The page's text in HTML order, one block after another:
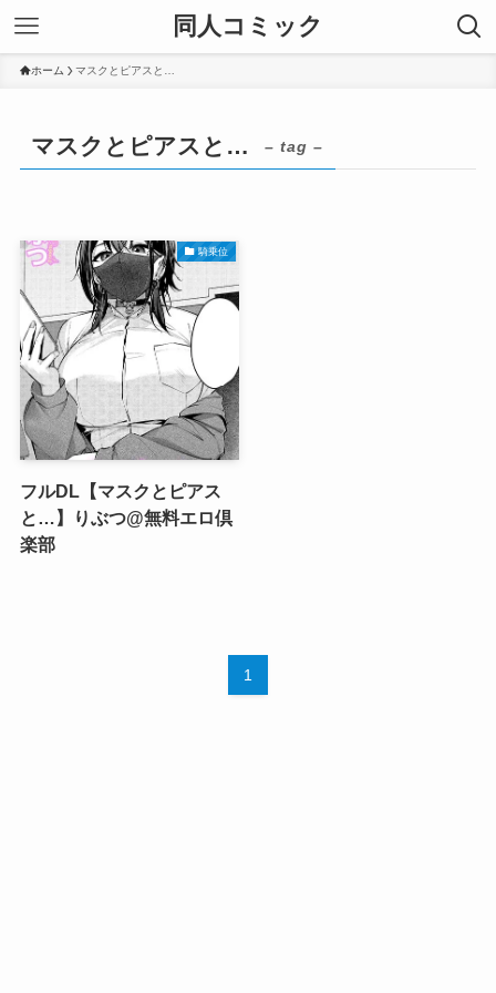
同人コミック
ホーム マスクとピアスと…
マスクとピアスと… – tag –
騎乗位
フルDL【マスクとピアス
と…】りぶつ@無料エロ倶
楽部
1